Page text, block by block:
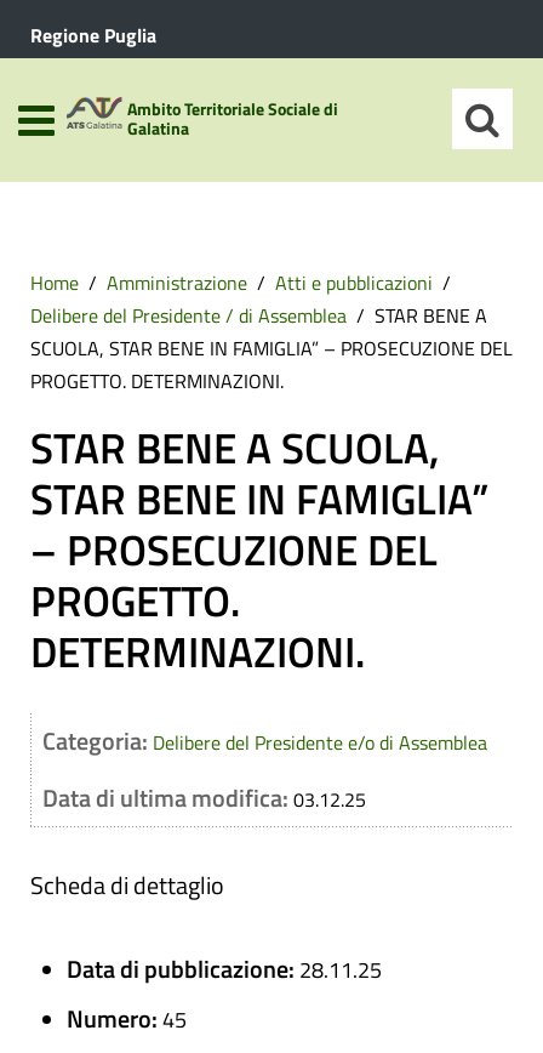
Regione Puglia
Ambito Territoriale Sociale di
Galatina
Home Amministrazione
Atti e pubblicazioni
Delibere del Presidente / di Assemblea
STAR BENE A
SCUOLA, STAR BENE IN FAMIGLIA” – PROSECUZIONE DEL
PROGETTO. DETERMINAZIONI.
STAR BENE A SCUOLA,
STAR BENE IN FAMIGLIA”
– PROSECUZIONE DEL
PROGETTO.
DETERMINAZIONI.
Categoria: Delibere del Presidente e/o di Assemblea
Data di ultima modifica: 03.12.25
Scheda di dettaglio
Data di pubblicazione: 28.11.25
Numero:45